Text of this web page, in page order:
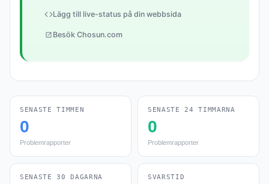
Lägg till live-status på din webbsida
Besök Chosun.com
SENASTE TIMMEN
0
Problemrapporter
SENASTE 24 TIMMARNA
0
Problemrapporter
SENASTE 30 DAGARNA SVARSTID